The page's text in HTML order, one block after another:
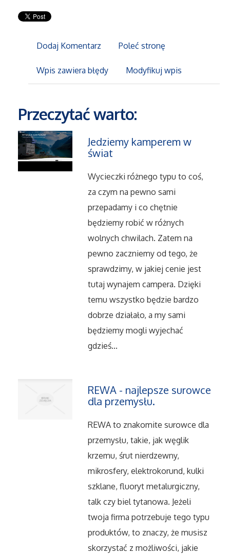
Chemia
Art. Spożywcze
Materiały Eksploatacyjne
Inne Sklepy
Elektronarzędzia
Maszyny
Narzędzia
Przeprowadzki
Części Samochodowe
Wynajem
Salony, Komisy
Materiały Promocyjne
Agencje Reklamowe
Dodaj Komentarz Poleć stronę
Wpis zawiera błędy Modyfikuj wpis
Przeczytać warto:
Jedziemy kamperem w
świat
Wycieczki różnego typu to coś,
za czym na pewno sami
przepadamy i co chętnie
będziemy robić w różnych
wolnych chwilach. Zatem na
pewno zaczniemy od tego, że
sprawdzimy, w jakiej cenie jest
tutaj wynajem campera. Dzięki
temu wszystko będzie bardzo
dobrze działało, a my sami
będziemy mogli wyjechać
gdzieś...
REWA - najlepsze surowce
dla przemysłu.
REWA to znakomite surowce dla
przemysłu, takie, jak węglik
krzemu, śrut nierdzewny,
mikrosfery, elektrokorund, kulki
szklane, fluoryt metalurgiczny,
talk czy biel tytanowa. Jeżeli
twoja firma potrzebuje tego typu
produktów, to znaczy, że musisz
skorzystać z możliwości, jakie